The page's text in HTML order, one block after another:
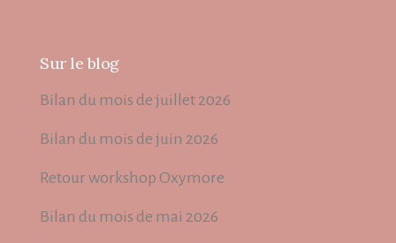
Sur le blog
Bilan du mois de juillet 2026
Bilan du mois de juin 2026
Retour workshop Oxymore
Bilan du mois de mai 2026